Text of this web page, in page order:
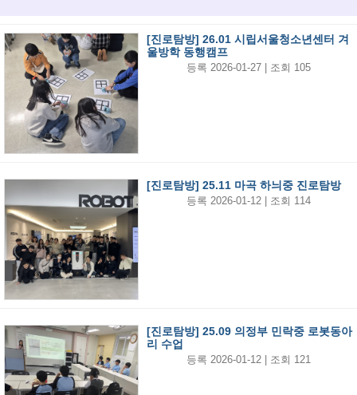
[진로탐방] 26.01 시립서울청소년센터 겨
울방학 동행캠프
등록 2026-01-27 | 조회 105
[진로탐방] 25.11 마곡 하늬중 진로탐방
등록 2026-01-12 | 조회 114
[진로탐방] 25.09 의정부 민락중 로봇동아
리 수업
등록 2026-01-12 | 조회 121